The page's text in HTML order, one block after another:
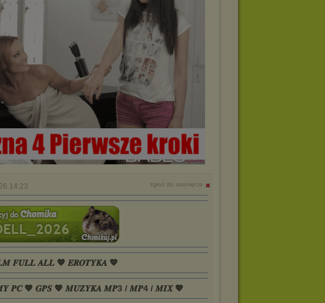
14:23 zgłoś do usunięcia
𝑭𝑼𝑳𝑳 𝑨𝑳𝑳 💖 𝑬𝑹𝑶𝑻𝒀𝑲𝑨 💖
𝑷𝑪 💖 𝑮𝑷𝑺 💖 𝑴𝑼𝒁𝒀𝑲𝑨 𝑴𝑷3 / 𝑴𝑷4 / 𝑴𝑰𝑿 💖